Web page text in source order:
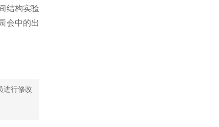
结构实验
会中的出
进行修改